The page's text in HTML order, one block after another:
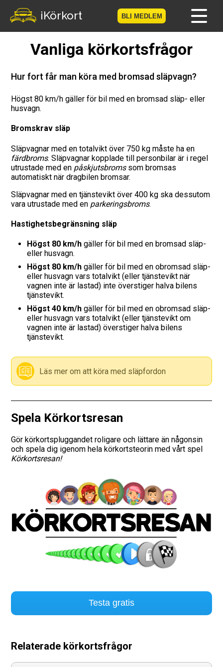
iKörkort BLI MEDLEM
Hem
Bli medlem
Logga in
Körkortsresan
Vägmärkesspelet
Körkortsteori
Checklista för ditt körkort
Vägmärken
Hitta trafikskola
Presentkort
Language
Vanliga körkortsfrågor
Hur fort får man köra med bromsad släpvagn?
Högst 80 km/h gäller för bil med en bromsad släp- eller
husvagn.
Bromskrav släp
Släpvagnar med en totalvikt över 750 kg måste ha en
färdbroms. Släpvagnar kopplade till personbilar är i regel
utrustade med en påskjutsbromssom bromsas
automatiskt när dragbilen bromsar.
Släpvagnar med en tjänstevikt över 400 kg ska dessutom
vara utrustade med en parkeringsbroms.
Hastighetsbegränsning släp
Högst 80 km/h gäller för bil med en bromsad släp-
eller husvagn.
Högst 80 km/h gäller för bil med en obromsad släp-
eller husvagn vars totalvikt (eller tjänstevikt när
vagnen inte är lastad) inte överstiger halva bilens
tjänstevikt.
Högst 40 km/h gäller för bil med en obromsad släp-
eller husvagn vars totalvikt (eller tjänstevikt om
vagnen inte är lastad) överstiger halva bilens
tjänstevikt.
Läs mer om att köra med släpfordon
Spela Körkortsresan
Gör körkortspluggandet roligare och lättare än någonsin
och spela dig igenom hela körkortsteorin med vårt spel
Körkortsresan!
Testa gratis
Relaterade körkortsfrågor